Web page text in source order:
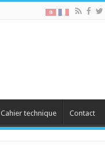
Cahier technique Contact